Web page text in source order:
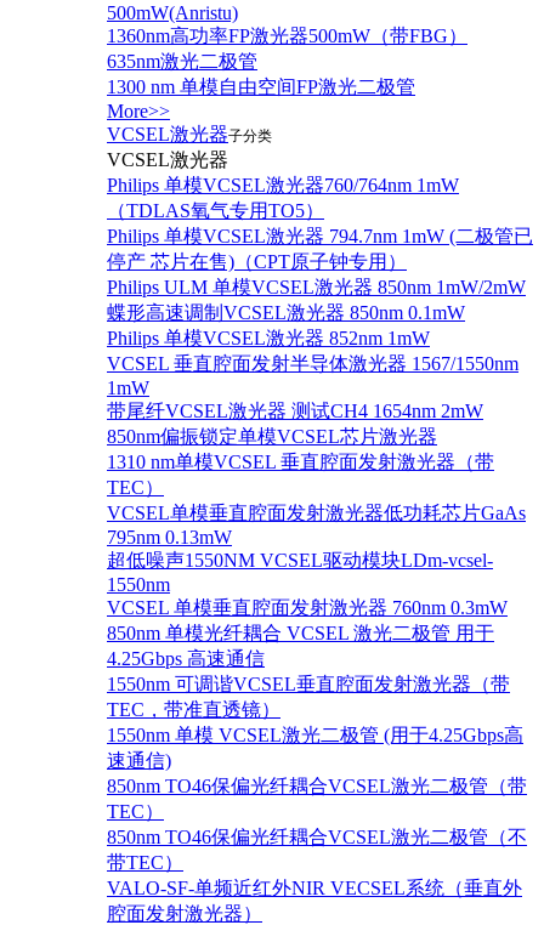
500mW(Anristu)
1360nm高功率FP激光器500mW（带FBG）
635nm激光二极管
1300 nm 单模自由空间FP激光二极管
More>>
VCSEL激光器子分类
VCSEL激光器
Philips 单模VCSEL激光器760/764nm 1mW
（TDLAS氧气专用TO5）
Philips 单模VCSEL激光器 794.7nm 1mW (二极管已
停产 芯片在售)（CPT原子钟专用）
Philips ULM 单模VCSEL激光器 850nm 1mW/2mW
蝶形高速调制VCSEL激光器 850nm 0.1mW
Philips 单模VCSEL激光器 852nm 1mW
VCSEL 垂直腔面发射半导体激光器 1567/1550nm
1mW
带尾纤VCSEL激光器 测试CH4 1654nm 2mW
850nm偏振锁定单模VCSEL芯片激光器
1310 nm单模VCSEL 垂直腔面发射激光器（带
TEC）
VCSEL单模垂直腔面发射激光器低功耗芯片GaAs
795nm 0.13mW
超低噪声1550NM VCSEL驱动模块LDm-vcsel-
1550nm
VCSEL 单模垂直腔面发射激光器 760nm 0.3mW
850nm 单模光纤耦合 VCSEL 激光二极管 用于
4.25Gbps 高速通信
1550nm 可调谐VCSEL垂直腔面发射激光器（带
TEC，带准直透镜）
1550nm 单模 VCSEL激光二极管 (用于4.25Gbps高
速通信)
850nm TO46保偏光纤耦合VCSEL激光二极管（带
TEC）
850nm TO46保偏光纤耦合VCSEL激光二极管（不
带TEC）
VALO-SF-单频近红外NIR VECSEL系统（垂直外
腔面发射激光器）